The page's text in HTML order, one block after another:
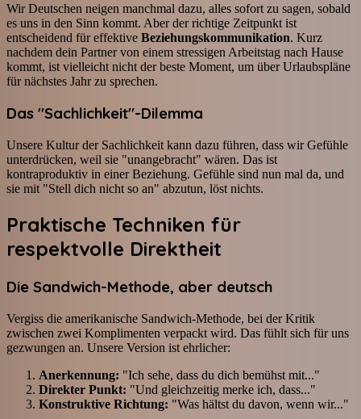
Wir Deutschen neigen manchmal dazu, alles sofort zu sagen, sobald
es uns in den Sinn kommt. Aber der richtige Zeitpunkt ist
entscheidend für effektive Beziehungskommunikation. Kurz
nachdem dein Partner von einem stressigen Arbeitstag nach Hause
kommt, ist vielleicht nicht der beste Moment, um über Urlaubspläne
für nächstes Jahr zu sprechen.
Das "Sachlichkeit"-Dilemma
Unsere Kultur der Sachlichkeit kann dazu führen, dass wir Gefühle
unterdrücken, weil sie "unangebracht" wären. Das ist
kontraproduktiv in einer Beziehung. Gefühle sind nun mal da, und
sie mit "Stell dich nicht so an" abzutun, löst nichts.
Praktische Techniken für
respektvolle Direktheit
Die Sandwich-Methode, aber deutsch
Vergiss die amerikanische Sandwich-Methode, bei der Kritik
zwischen zwei Komplimenten verpackt wird. Das fühlt sich für uns
gezwungen an. Unsere Version ist ehrlicher:
Anerkennung: "Ich sehe, dass du dich bemühst mit..."
Direkter Punkt: "Und gleichzeitig merke ich, dass..."
Konstruktive Richtung: "Was hältst du davon, wenn wir..."